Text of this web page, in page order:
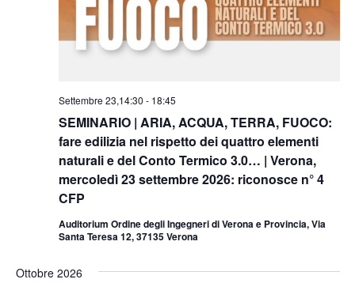
SEMINARIO | ARIA, ACQUA, TERRA, FUOCO:
fare edilizia nel rispetto dei quattro elementi
naturali e del Conto Termico 3.0… | Verona,
mercoledì 23 settembre 2026: riconosce n° 4
CFP
Settembre 23,14:30 - 18:45
Auditorium Ordine degli Ingegneri di Verona e Provincia, Via
Santa Teresa 12, 37135 Verona
Ottobre 2026